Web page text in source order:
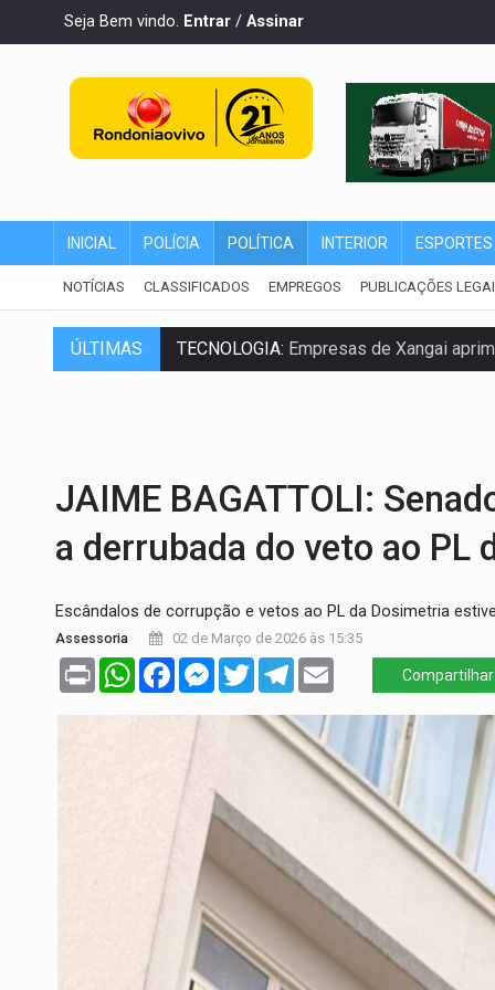
Seja Bem vindo. Entrar / Assinar
INICIAL POLÍCIA POLÍTICA INTERIOR ESPORTES
NOTÍCIAS CLASSIFICADOS EMPREGOS PUBLICAÇÕES
ÚLTIMAS
TECNOLOGIA:Empresas de Xangai
PROTEGE A TERRA:China descobre
EMPREENDEDORISMO: 7 negócios que
GIGANTE DA AMÉRICA: Brasil reúne
VARCENA: Cientistas descobrem nova
BARGANHA:Vai comprar celular usado?
JAIME BAGATTOLI:
a derrubada do veto ao PL
Escândalos de corrupção e vetos ao PL da Dosimetria
Assessoria 02 de Março de 2026 às 15:35
Print WhatsAppFacebookMessenger
TwitterTelegram Compartilhar